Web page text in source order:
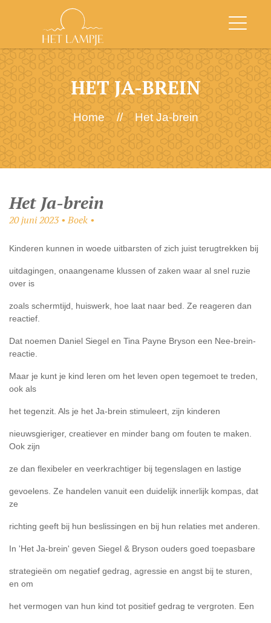
HET JA-BREIN
Home // Het Ja-brein
Het Ja-brein
20 juni 2023 • Boek •
Kinderen kunnen in woede uitbarsten of zich juist terugtrekken bij
uitdagingen, onaangename klussen of zaken waar al snel ruzie
over is
zoals schermtijd, huiswerk, hoe laat naar bed. Ze reageren dan
reactief.
Dat noemen Daniel Siegel en Tina Payne Bryson een Nee-brein-
reactie.
Maar je kunt je kind leren om het leven open tegemoet te treden,
ook als
het tegenzit. Als je het Ja-brein stimuleert, zijn kinderen
nieuwsgieriger, creatiever en minder bang om fouten te maken.
Ook zijn
ze dan flexibeler en veerkrachtiger bij tegenslagen en lastige
gevoelens. Ze handelen vanuit een duidelijk innerlijk kompas, dat
ze
richting geeft bij hun beslissingen en bij hun relaties met anderen.
In 'Het Ja-brein' geven Siegel & Bryson ouders goed toepasbare
strategieën om negatief gedrag, agressie en angst bij te sturen,
en om
het vermogen van hun kind tot positief gedrag te vergroten. Een